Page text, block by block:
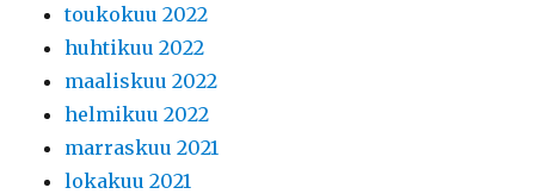
toukokuu 2022
huhtikuu 2022
maaliskuu 2022
helmikuu 2022
marraskuu 2021
lokakuu 2021